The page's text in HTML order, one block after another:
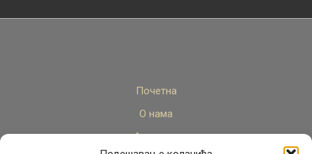
Почетна
О нама
Актуелно